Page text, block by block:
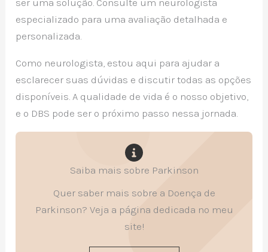
especializado para uma avaliação detalhada e
personalizada.
Como neurologista, estou aqui para ajudar a
esclarecer suas dúvidas e discutir todas as opções
disponíveis. A qualidade de vida é o nosso objetivo,
e o DBS pode ser o próximo passo nessa jornada.
Saiba mais sobre Parkinson
Quer saber mais sobre a Doença de
Parkinson? Veja a página dedicada no meu
site!